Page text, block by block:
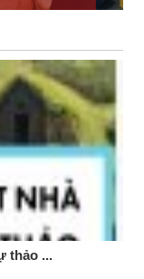
thảo ...